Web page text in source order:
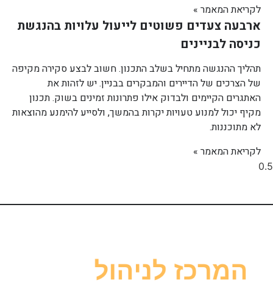
לקריאת המאמר »
ארבעה צעדים פשוטים לייעול עלויות בהנגשת
כניסה לבניינים
תהליך ההנגשה מתחיל בשלב התכנון. חשוב לבצע סקירה מקיפה
של הצרכים של הדיירים והמבקרים בבניין. יש לזהות את
האתגרים הקיימים ולבדוק אילו פתרונות זמינים בשוק. תכנון
מקיף יכול למנוע טעויות יקרות בהמשך, ולסייע להימנע מהוצאות
לא מתוכננות.
לקריאת המאמר »